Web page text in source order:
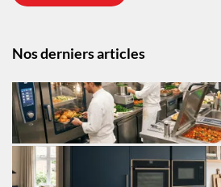
Nos derniers articles